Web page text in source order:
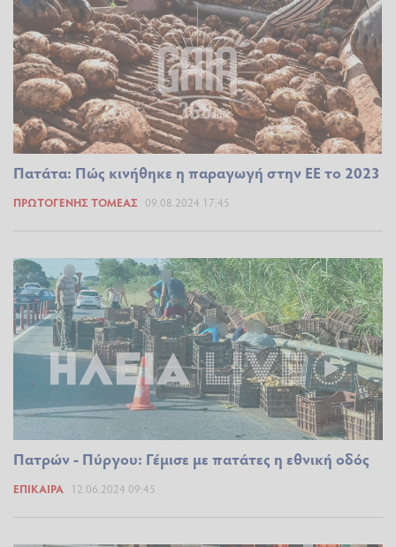
Πατάτα: Πώς κινήθηκε η παραγωγή στην ΕΕ το 2023
ΠΡΩΤΟΓΕΝΉΣ ΤΟΜΈΑΣ 09.08.2024 17:45
Πατρών - Πύργου: Γέμισε με πατάτες η εθνική οδός
ΕΠΊΚΑΙΡΑ 12.06.2024 09:45